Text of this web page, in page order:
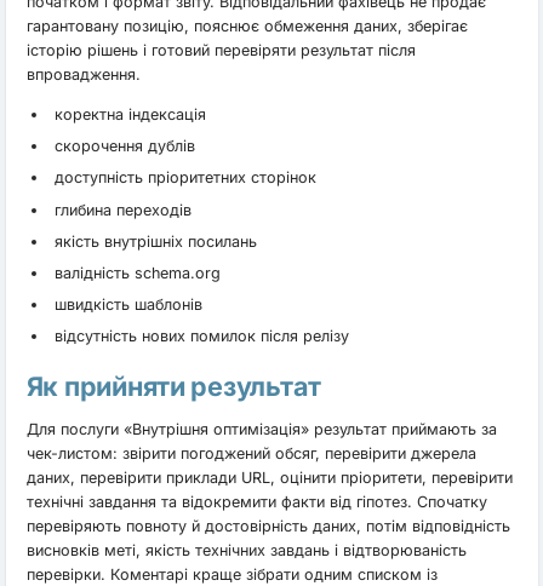
гарантовану позицію, пояснює обмеження даних, зберігає
історію рішень і готовий перевіряти результат після
впровадження.
коректна індексація
скорочення дублів
доступність пріоритетних сторінок
глибина переходів
якість внутрішніх посилань
валідність schema.org
швидкість шаблонів
відсутність нових помилок після релізу
Як прийняти результат
Для послуги «Внутрішня оптимізація» результат приймають за
чек-листом: звірити погоджений обсяг, перевірити джерела
даних, перевірити приклади URL, оцінити пріоритети, перевірити
технічні завдання та відокремити факти від гіпотез. Спочатку
перевіряють повноту й достовірність даних, потім відповідність
висновків меті, якість технічних завдань і відтворюваність
перевірки. Коментарі краще зібрати одним списком із